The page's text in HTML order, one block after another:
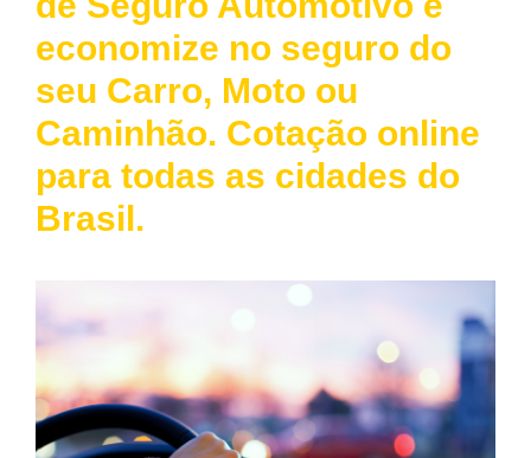
economize no seguro do
seu Carro, Moto ou
Caminhão. Cotação online
para todas as cidades do
Brasil.